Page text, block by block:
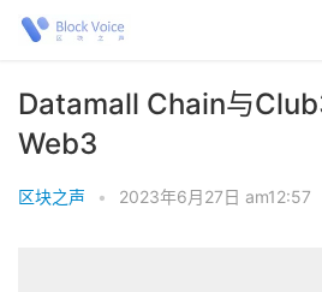
Datamall Chain与
Web3
区块之声 • 2023年6月27日 am12:57